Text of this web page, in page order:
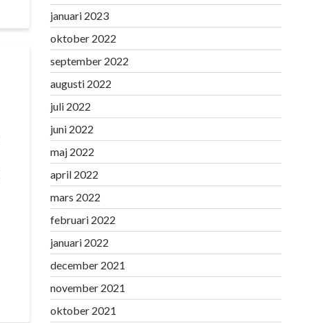
januari 2023
oktober 2022
september 2022
augusti 2022
juli 2022
juni 2022
maj 2022
april 2022
mars 2022
februari 2022
januari 2022
december 2021
november 2021
oktober 2021